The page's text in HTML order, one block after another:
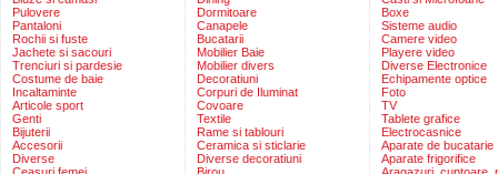
Pulovere
Pantaloni
Rochii si fuste
Jachete si sacouri
Trenciuri si pardesie
Costume de baie
Incaltaminte
Articole sport
Genti
Bijuterii
Accesorii
Diverse
Dormitoare
Canapele
Bucatarii
Mobilier Baie
Mobilier divers
Decoratiuni
Corpuri de Iluminat
Covoare
Textile
Rame si tablouri
Ceramica si sticlarie
Diverse decoratiuni
Boxe
Sisteme audio
Camere video
Playere video
Diverse Electronice
Echipamente optice
Foto
TV
Tablete grafice
Electrocasnice
Aparate de bucatarie
Aparate frigorifice